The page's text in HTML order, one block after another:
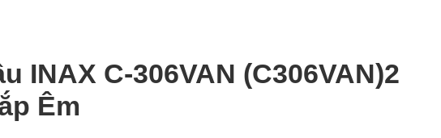
INAX C-306VAN (C306VAN)2
Êm